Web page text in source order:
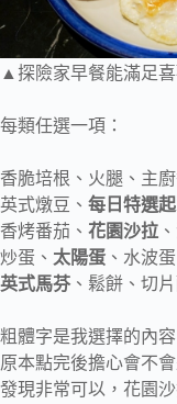
▲探險家早餐能滿足
每類任選一項：
香脆培根、火腿、主廚
英式燉豆、 每日特選起
香烤番茄、 花園沙拉
炒蛋、 太陽蛋 、水波蛋
英式馬芬 、鬆餅、切
粗體字是我選擇的內
原本點完後擔心會不
發現非常可以，花園